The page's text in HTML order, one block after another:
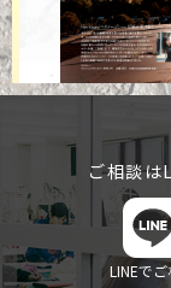
ご相談は
LINEで